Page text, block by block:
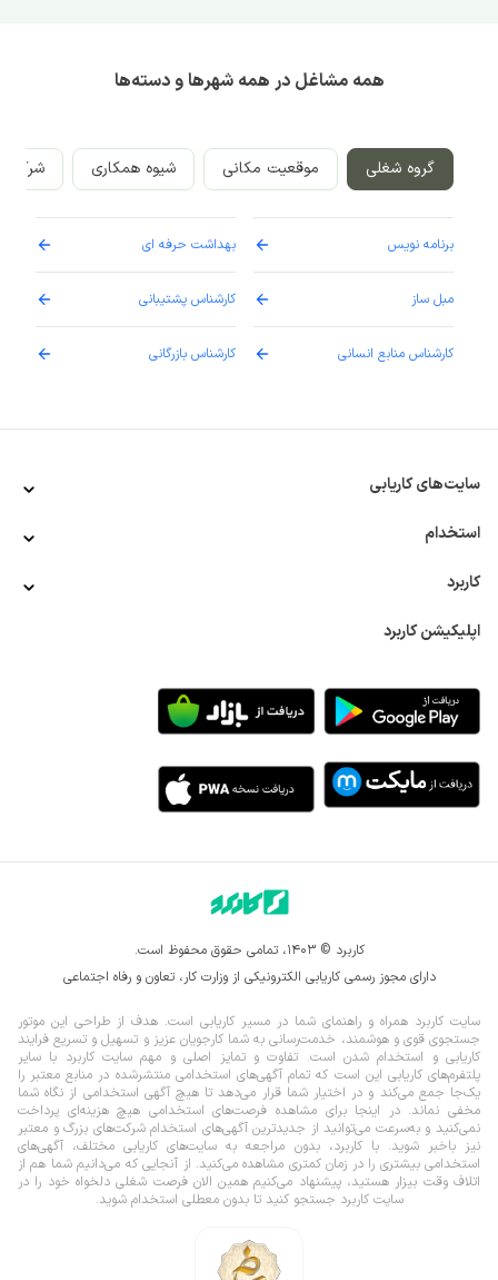
همه مشاغل در همه شهرها و دسته‌ها
گروه شغلی موقعیت مکانی شیوه همکاری
برنامه نویس
مبل ساز
کارشناس منابع انسانی
بهداشت حرفه ای
کارشناس پشتیبانی
کارشناس بازرگانی
سایت‌های کاریابی
استخدام
کاربرد
اپلیکیشن کاربرد
کاربرد © ۱۴۰۳، تمامی حقوق محفوظ است.
دارای مجوز رسمی کاریابی الکترونیکی از وزارت کار، تعاون و رفاه اجتماعی
سایت کاربرد همراه و راهنمای شما در مسیر کاریابی است. هدف از طراحی این موتور
جستجوی قوی و هوشمند، خدمت‌رسانی به شما کارجویان عزیز و تسهیل و تسریع فرایند
کاریابی و استخدام شدن است. تفاوت و تمایز اصلی و مهم سایت کاربرد با سایر
پلتفرم‌های کاریابی این است که تمام آگهی‌های استخدامی منتشرشده در منابع معتبر را
یک‌‌جا جمع می‌کند و در اختیار شما قرار می‌‌‌دهد تا هیچ آگهی استخدامی از نگاه شما
مخفی نماند.در اینجا برای مشاهده فرصت‌های استخدامی هیچ هزینه‌ای پرداخت
نمی‌کنید و به‌سرعت می‌توانید از جدیدترین آگهی‌های استخدام شرکت‌های بزرگ و معتبر
نیز باخبر شوید. با کاربرد، بدون مراجعه به سایت‌های کاریابی مختلف، آگهی‌های
استخدامی بیشتری را در زمان کمتری مشاهده می‌کنید. از آنجایی که می‌دانیم شما هم از
اتلاف وقت بیزار هستید، پیشنهاد می‌کنیم همین الان فرصت شغلی دلخواه خود را در
سایت کاربرد جستجو کنید تا بدون معطلی استخدام شوید.